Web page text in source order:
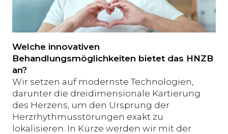
Welche innovativen
Behandlungsmöglichkeiten bietet das HNZB
an?
Wir setzen auf modernste Technologien,
darunter die dreidimensionale Kartierung
des Herzens, um den Ursprung der
Herzrhythmusstörungen exakt zu
lokalisieren. In Kürze werden wir mit der